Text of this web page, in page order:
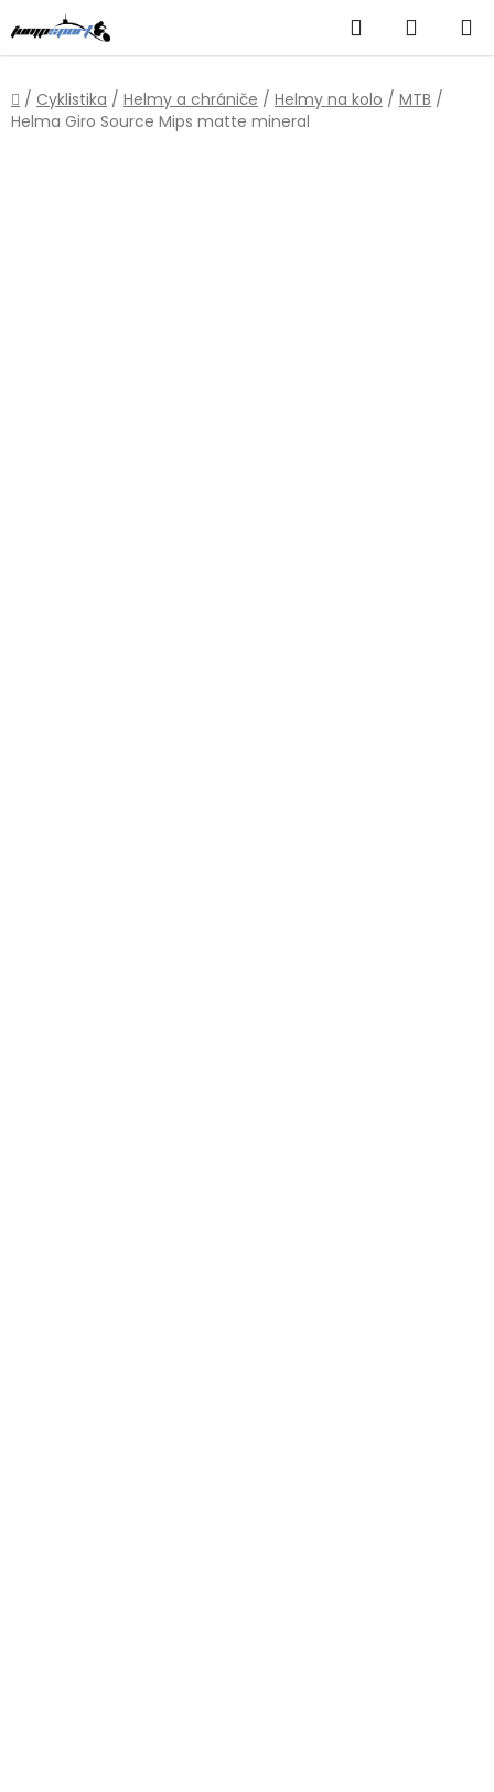
na
obsah
Hledat
KOŠÍK
Domů
/ Cyklistika / Helmy a chrániče / Helmy na kolo / MTB /
Helma Giro Source Mips matte mineral